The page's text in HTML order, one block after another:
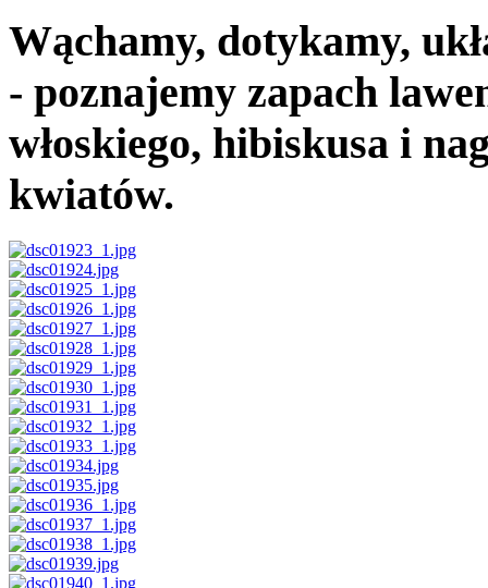
Wąchamy, dotykamy,
- poznajemy zapach
włoskiego, hibiskusa i
kwiatów.